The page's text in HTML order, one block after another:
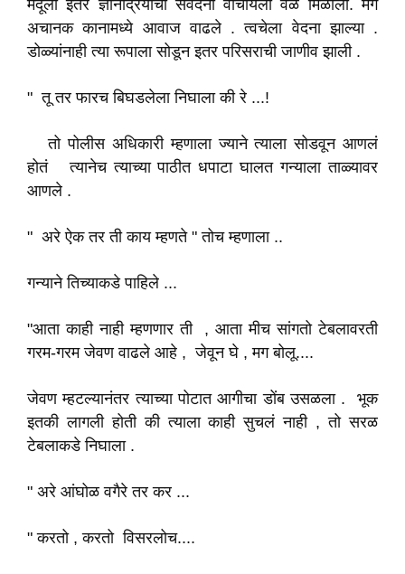
मेंदूला इतर ज्ञानेंद्रियांची संवेदना वाचायला वेळ मिळाला. मग
अचानक कानामध्ये आवाज वाढले . त्वचेला वेदना झाल्या .
डोळ्यांनाही त्या रूपाला सोडून इतर परिसराची जाणीव झाली .
" तू तर फारच बिघडलेला निघाला की रे ...!
तो पोलीस अधिकारी म्हणाला ज्याने त्याला सोडवून आणलं
होतं त्यानेच त्याच्या पाठीत धपाटा घालत गन्याला ताळ्यावर
आणले .
" अरे ऐक तर ती काय म्हणते " तोच म्हणाला ..
गन्याने तिच्याकडे पाहिले ...
"आता काही नाही म्हणणार ती , आता मीच सांगतो टेबलावरती
गरम-गरम जेवण वाढले आहे , जेवून घे , मग बोलू....
जेवण म्हटल्यानंतर त्याच्या पोटात आगीचा डोंब उसळला . भूक
इतकी लागली होती की त्याला काही सुचलं नाही , तो सरळ
टेबलाकडे निघाला .
" अरे आंघोळ वगैरे तर कर ...
" करतो , करतो विसरलोच....